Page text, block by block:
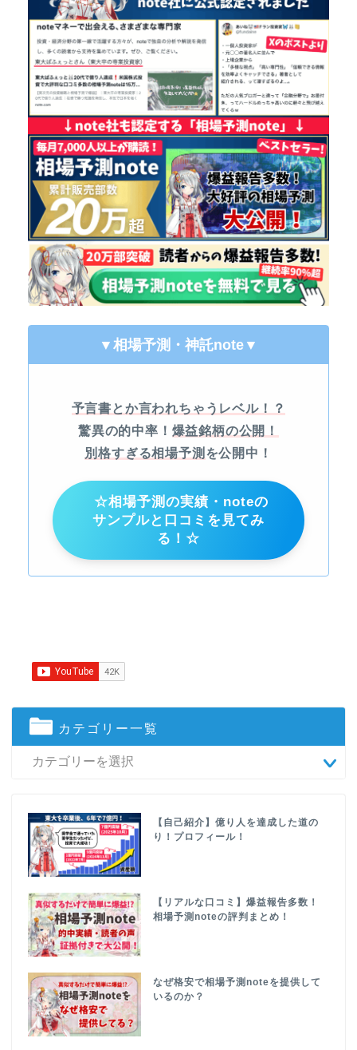
▼相場予測・神託note ▼
予言書とか言われちゃうレベル！？
驚異の的中率！ 爆益銘柄の公開！
別格すぎる相場予測 を公開中！
☆相場予測の実績・noteの
サンプルと口コミを見てみ
る！☆
カテゴリー一覧
【自己紹介】億り人を達成した道の
り！プロフィール！
【リアルな口コミ】爆益報告多数！
相場予測noteの評判まとめ！
なぜ格安で相場予測noteを提供して
いるのか？